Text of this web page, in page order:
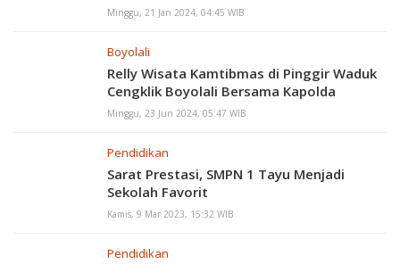
Minggu, 21 Jan 2024, 04:45 WIB
Boyolali
Relly Wisata Kamtibmas di Pinggir Waduk
Cengklik Boyolali Bersama Kapolda
Minggu, 23 Jun 2024, 05:47 WIB
Pendidikan
Sarat Prestasi, SMPN 1 Tayu Menjadi
Sekolah Favorit
Kamis, 9 Mar 2023, 15:32 WIB
Pendidikan